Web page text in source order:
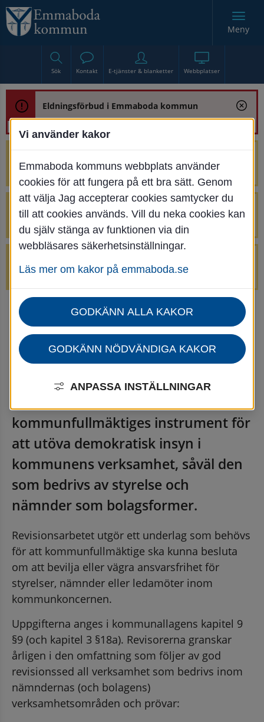
Sök Kontakt E-tjänster & blanketter Webbplatser
Meny
Eldningsförbud i Emmaboda kommun
renoveringen av Bjurbäcksbron
Tillfälliga avstängningar på Centrumtorget
v. 25-34
avstängda.
Startsida Kommun & politik
Kommunens organisation
Revisorer
Revisorer
kommunfullmäktiges instrument för
att utöva demokratisk insyn i
kommunens verksamhet, såväl den
som bedrivs av styrelse och
nämnder som bolagsformer.
Revisionsarbetet utgör ett underlag som behövs
för att kommunfullmäktige ska kunna besluta
om att bevilja eller vägra ansvarsfrihet för
styrelser, nämnder eller ledamöter inom
kommunkoncernen.
Uppgifterna anges i kommunallagens kapitel 9
§9 (och kapitel 3 §18a). Revisorerna granskar
årligen i den omfattning som följer av god
revisionssed all verksamhet som bedrivs inom
nämndernas (och bolagens)
verksamhetsområden och prövar:
Vi använder kakor
Emmaboda kommuns webbplats använder
cookies för att fungera på ett bra sätt. Genom
att välja Jag accepterar cookies samtycker du
till att cookies används. Vill du neka cookies kan
du själv stänga av funktionen via din
webbläsares säkerhetsinställningar.
Läs mer om kakor på emmaboda.se
GODKÄNN ALLA KAKOR
GODKÄNN NÖDVÄNDIGA KAKOR
ANPASSA INSTÄLLNINGAR